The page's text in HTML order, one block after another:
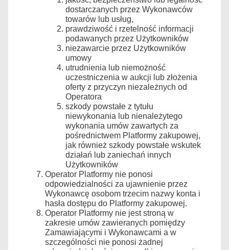
dostarczanych przez Wykonawców
towarów lub usług,
prawdziwość i rzetelność informacji
podawanych przez Użytkowników
niezawarcie przez Użytkowników
umowy
utrudnienia lub niemożność
uczestniczenia w aukcji lub złożenia
oferty z przyczyn niezależnych od
Operatora
szkody powstałe z tytułu
niewykonania lub nienależytego
wykonania umów zawartych za
pośrednictwem Platformy zakupowej,
jak również szkody powstałe wskutek
działań lub zaniechań innych
Użytkowników
Operator Platformy nie ponosi
odpowiedzialności za ujawnienie przez
Wykonawcę osobom trzecim nazwy konta i
hasła dostępu do Platformy zakupowej.
Operator Platformy nie jest stroną w
zakresie umów zawieranych pomiędzy
Zamawiającymi i Wykonawcami a w
szczególności nie ponosi żadnej